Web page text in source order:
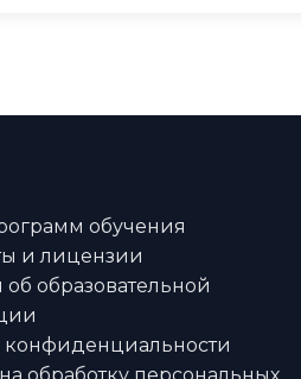
обучения
и лицензии
образовательной
конфиденциальности